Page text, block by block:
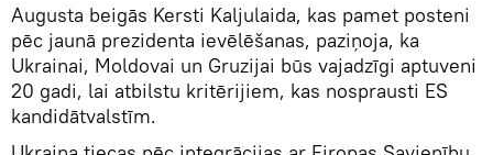
Augusta beigās Kersti Kaljulaida, kas pamet posteni
pēc jaunā prezidenta ievēlēšanas, paziņoja, ka
Ukrainai, Moldovai un Gruzijai būs vajadzīgi aptuveni
20 gadi, lai atbilstu kritērijiem, kas nosprausti ES
kandidātvalstīm.